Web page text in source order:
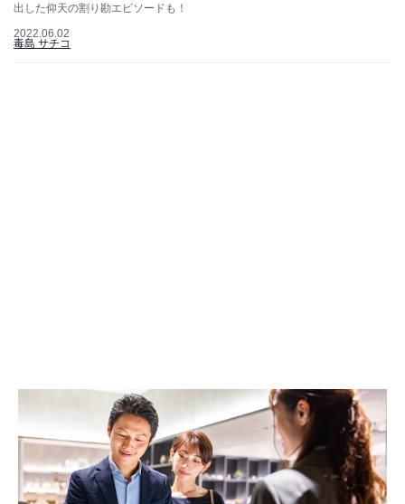
出した仰天の割り勘エピソードも！
2022.06.02
毒島 サチコ